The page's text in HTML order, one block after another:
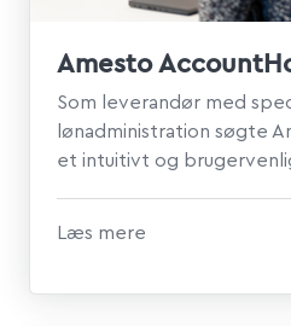
Amesto
Som leverandør med
lønadministration søgte
et intuitivt og
Læs mere